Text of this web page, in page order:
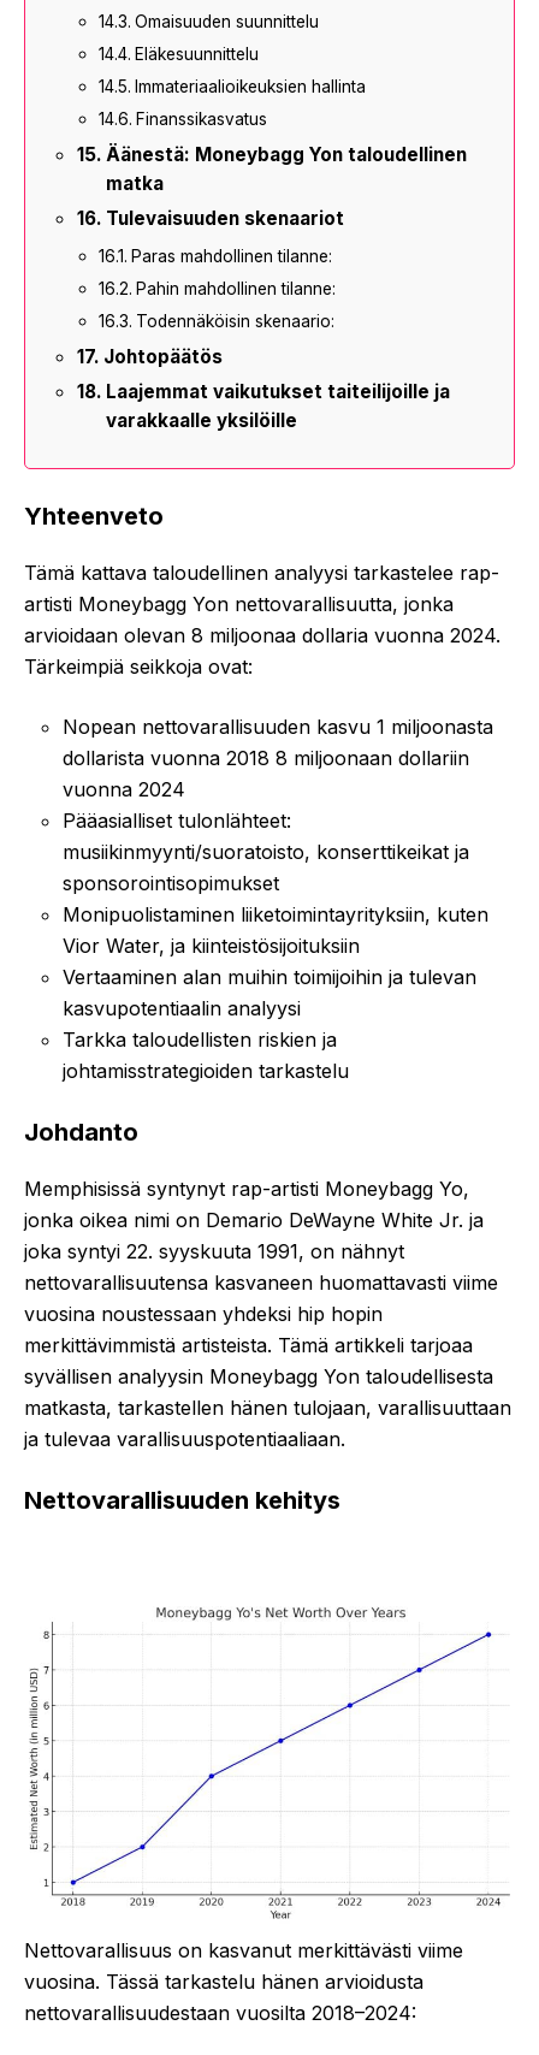
Omaisuuden suunnittelu
Eläkesuunnittelu
Immateriaalioikeuksien hallinta
Finanssikasvatus
Äänestä: Moneybagg Yon taloudellinen
matka
Tulevaisuuden skenaariot
Paras mahdollinen tilanne:
Pahin mahdollinen tilanne:
Todennäköisin skenaario:
Johtopäätös
Laajemmat vaikutukset taiteilijoille ja
varakkaalle yksilöille
Yhteenveto
Tämä kattava taloudellinen analyysi tarkastelee rap-
artisti Moneybagg Yon nettovarallisuutta, jonka
arvioidaan olevan 8 miljoonaa dollaria vuonna 2024.
Tärkeimpiä seikkoja ovat:
Nopean nettovarallisuuden kasvu 1 miljoonasta
dollarista vuonna 2018 8 miljoonaan dollariin
vuonna 2024
Pääasialliset tulonlähteet:
musiikinmyynti/suoratoisto, konserttikeikat ja
sponsorointisopimukset
Monipuolistaminen liiketoimintayrityksiin, kuten
Vior Water, ja kiinteistösijoituksiin
Vertaaminen alan muihin toimijoihin ja tulevan
kasvupotentiaalin analyysi
Tarkka taloudellisten riskien ja
johtamisstrategioiden tarkastelu
Johdanto
Memphisissä syntynyt rap-artisti Moneybagg Yo,
jonka oikea nimi on Demario DeWayne White Jr. ja
joka syntyi 22. syyskuuta 1991, on nähnyt
nettovarallisuutensa kasvaneen huomattavasti viime
vuosina noustessaan yhdeksi hip hopin
merkittävimmistä artisteista. Tämä artikkeli tarjoaa
syvällisen analyysin Moneybagg Yon taloudellisesta
matkasta, tarkastellen hänen tulojaan, varallisuuttaan
ja tulevaa varallisuuspotentiaaliaan.
Nettovarallisuuden kehitys
Nettovarallisuus on kasvanut merkittävästi viime
vuosina. Tässä tarkastelu hänen arvioidusta
nettovarallisuudestaan vuosilta 2018–2024: